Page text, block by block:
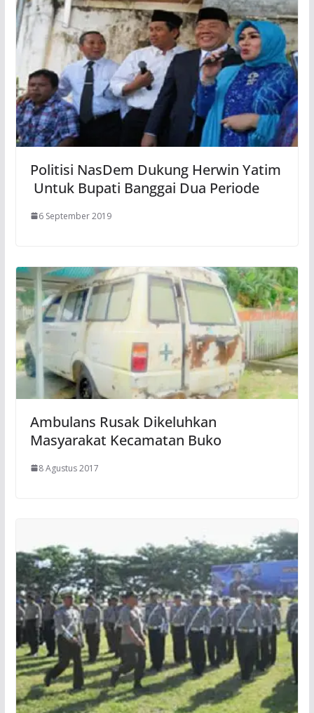
Politisi NasDem Dukung Herwin Yatim
Untuk Bupati Banggai Dua Periode
6 September 2019
Ambulans Rusak Dikeluhkan
Masyarakat Kecamatan Buko
8 Agustus 2017